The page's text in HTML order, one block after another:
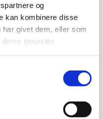
og
kan kombinere disse
givet dem, eller som
tjenester.
Adlon3 Knivmagnet af
Zebrano træ – 40 cm.
Denne knivmagnet fra Adlon3 er